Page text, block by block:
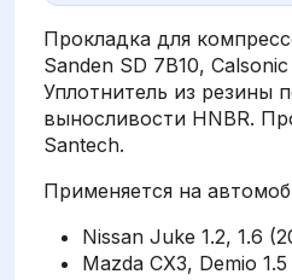
Прокладка для
Sanden SD 7B10,
Уплотнитель из резины
выносливости HNBR.
Santech.
Применяется на
Nissan Juke 1.2, 1.6
Mazda CX3, Demio